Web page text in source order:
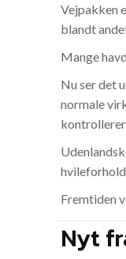
Vejpakken
blandt
Mange
Nu ser det
normale
Fremtiden
Nyt